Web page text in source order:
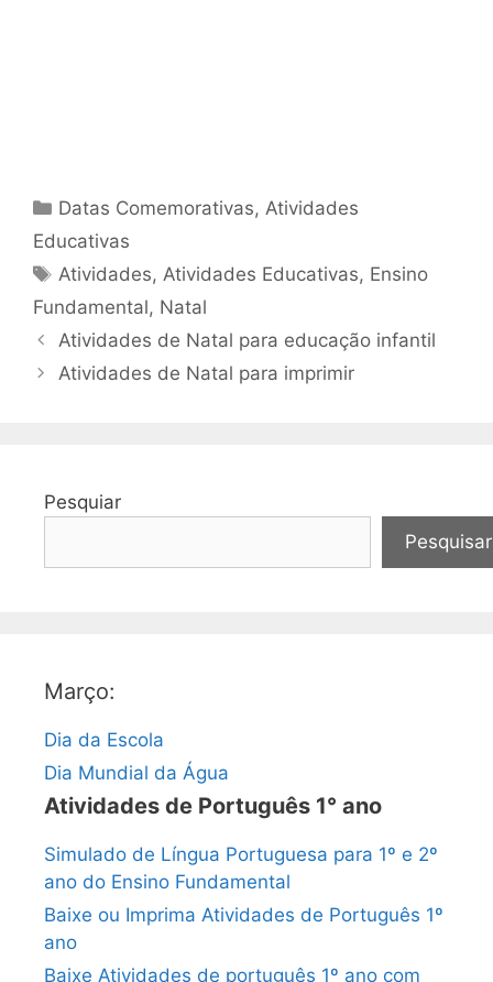
Categorias
Datas Comemorativas, Atividades
Educativas
Tags
Atividades, Atividades Educativas, Ensino
Fundamental, Natal
Atividades de Natal para educação infantil
Atividades de Natal para imprimir
Pesquiar
Pesquisar
Março:
Dia da Escola
Dia Mundial da Água
Atividades de Português 1° ano
Simulado de Língua Portuguesa para 1º e 2º
ano do Ensino Fundamental
Baixe ou Imprima Atividades de Português 1º
ano
Baixe Atividades de português 1º ano com